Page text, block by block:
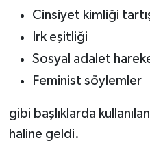
Cinsiyet kimliği
Irk eşitliği
Sosyal adalet
Feminist söylemler
gibi başlıklarda
haline geldi.